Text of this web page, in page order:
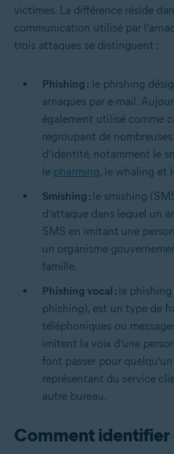
victimes. La différence réside
communication utilisé par
trois attaques se distinguent :
Phishing : le phishing
arnaques par e-mail.
également utilisé comme
regroupant de
d’identité, notamment le
le pharming, le whaling et
Smishing : le smishing
d’attaque dans lequel un
SMS en imitant une
un organisme
famille.
Phishing vocal : le
phishing), est un type de
téléphoniques ou
imitent la voix d’une
font passer pour
représentant du service
autre bureau.
Comment identifier